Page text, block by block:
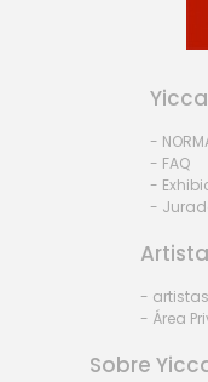
-
- FAQ
-
-
- artistas
- Área
Sobre